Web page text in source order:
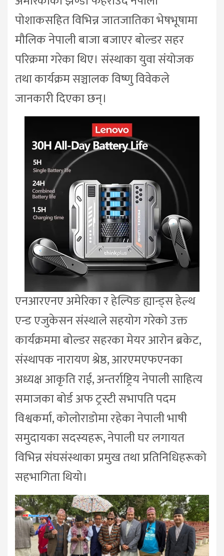
पोशाकसहित विभिन्न जातजातिका भेषभूषामा
मौलिक नेपाली बाजा बजाएर बोल्डर सहर
परिक्रमा गरेका थिए। संस्थाका युवा संयोजक
तथा कार्यक्रम सञ्चालक विष्णु विवेकले
जानकारी दिएका छन्।
एनआरएनए अमेरिका र हेल्पिङ ह्यान्ड्स हेल्थ
एन्ड एजुकेसन संस्थाले सहयोग गरेको उक्त
कार्यक्रममा बोल्डर सहरका मेयर आरोन ब्रकेट,
संस्थापक नारायण श्रेष्ठ, आरएमएफएनका
अध्यक्ष आकृति राई, अन्तर्राष्ट्रिय नेपाली साहित्य
समाजका बोर्ड अफ ट्रस्टी सभापति पदम
विश्वकर्मा, कोलोराडोमा रहेका नेपाली भाषी
समुदायका सदस्यहरू, नेपाली घर लगायत
विभिन्न संघसंस्थाका प्रमुख तथा प्रतिनिधिहरूको
सहभागिता थियो।